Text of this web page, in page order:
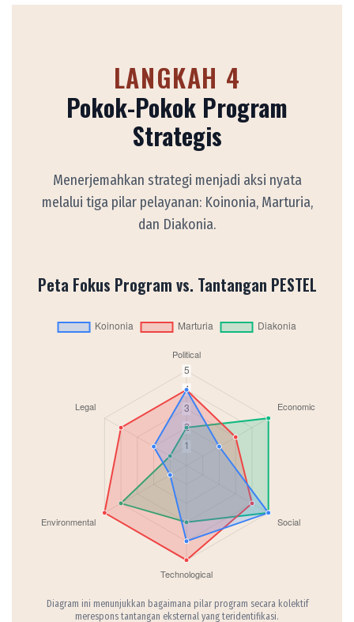
LANGKAH 4
Pokok-Pokok Program
Strategis
Menerjemahkan strategi menjadi aksi nyata
melalui tiga pilar pelayanan: Koinonia, Marturia,
dan Diakonia.
Peta Fokus Program vs. Tantangan PESTEL
Diagram ini menunjukkan bagaimana pilar program secara kolektif
merespons tantangan eksternal yang teridentifikasi.